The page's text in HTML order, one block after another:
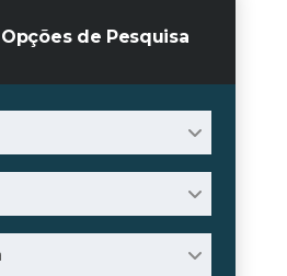
Opções de Pesquisa